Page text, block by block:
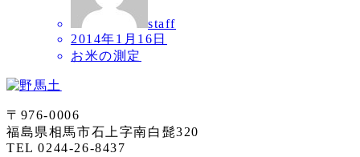
staff
2014年1月16日
お米の測定
〒976-0006
福島県相馬市石上字南白髭320
TEL 0244-26-8437